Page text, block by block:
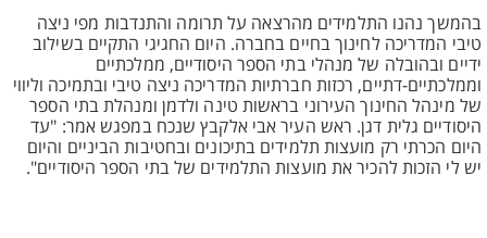
בהמשך נהנו התלמידים מהרצאה על תרומה והתנדבות מפי ניצה
טיבי המדריכה לחינוך בחיים בחברה. היום החגיגי התקיים בשילוב
ידיים ובהובלה של מנהלי בתי הספר היסודיים, ממלכתיים
וממלכתיים-דתיים, רכזות חברתיות המדריכה ניצה טיבי ובתמיכה וליווי
של מינהל החינוך העירוני בראשות טינה ולדמן ומנהלת בתי הספר
היסודיים גלית דגן. ראש העיר אבי אלקבץ שנכח במפגש אמר: "עד
היום הכרתי רק מועצות תלמידים בתיכונים ובחטיבות הביניים והיום
יש לי הזכות להכיר את מועצות התלמידים של בתי הספר היסודיים".